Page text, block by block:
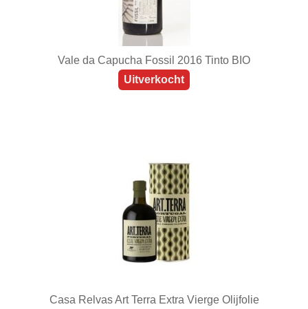
Vale da Capucha Fossil 2016 Tinto BIO
Uitverkocht
Casa Relvas Art Terra Extra Vierge Olijfolie